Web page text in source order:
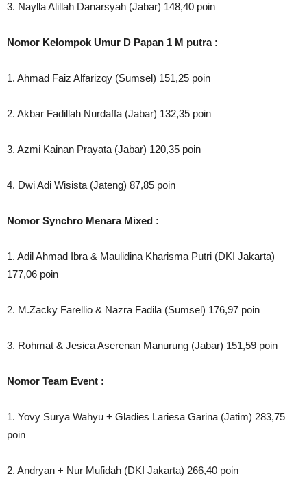
3. Naylla Alillah Danarsyah (Jabar) 148,40 poin
Nomor Kelompok Umur D Papan 1 M putra :
1. Ahmad Faiz Alfarizqy (Sumsel) 151,25 poin
2. Akbar Fadillah Nurdaffa (Jabar) 132,35 poin
3. Azmi Kainan Prayata (Jabar) 120,35 poin
4. Dwi Adi Wisista (Jateng) 87,85 poin
Nomor Synchro Menara Mixed :
1. Adil Ahmad Ibra & Maulidina Kharisma Putri (DKI Jakarta)
177,06 poin
2. M.Zacky Farellio & Nazra Fadila (Sumsel) 176,97 poin
3. Rohmat & Jesica Aserenan Manurung (Jabar) 151,59 poin
Nomor Team Event :
1. Yovy Surya Wahyu + Gladies Lariesa Garina (Jatim) 283,75
poin
2. Andryan + Nur Mufidah (DKI Jakarta) 266,40 poin